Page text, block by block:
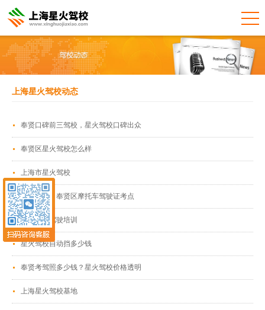
上海星火驾校动态
奉贤口碑前三驾校，星火驾校口碑出众
奉贤区星火驾校怎么样
上海市星火驾校
星火驾校：奉贤区摩托车驾驶证考点
上海星火驾驶培训
星火驾校自动挡多少钱
奉贤考驾照多少钱？星火驾校价格透明
上海星火驾校基地